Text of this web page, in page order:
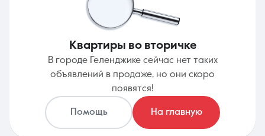
Квартиры во вторичке
В городе Геленджике сейчас нет таких
объявлений в продаже, но они скоро
появятся!
Помощь На главную